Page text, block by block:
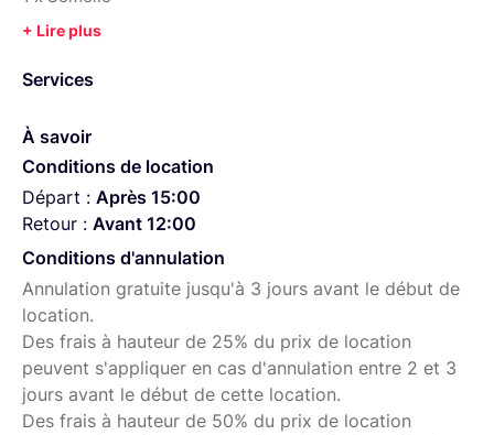
1 x Vis pas kodak
Services
À savoir
Conditions de location
Départ : Après 15:00
Retour : Avant 12:00
Conditions d'annulation
Annulation gratuite jusqu'à 3 jours avant le début de
location.
Des frais à hauteur de 25% du prix de location
peuvent s'appliquer en cas d'annulation entre 2 et 3
jours avant le début de cette location.
Des frais à hauteur de 50% du prix de location